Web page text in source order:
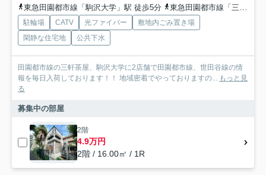
東急田園都市線「駒沢大学」駅 徒歩5分
東急田園都市線「三軒茶屋」駅 徒歩15分
駐輪場 CATV 光ファイバー
敷地内ごみ置き場
閑静な住宅地
公共下水
田園都市線の三軒茶屋、駒沢大学に2店舗で田園都市線、世田谷線の情
報を毎日入荷しております！！ 地域密着でやっておりますの... もっと見
る
募集中の部屋
2階
4.9万円
2階 / 16.00㎡ / 1R